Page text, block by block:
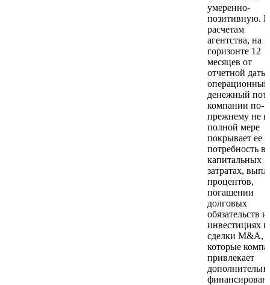
умеренно-
позитивную.
расчетам
агентства, на
горизонте 12
месяцев от
отчетной даты
операционный
денежный
компании по-
прежнему не в
полной мере
покрывает ее
потребность в
капитальных
затратах,
процентов,
погашении
долговых
обязательств и
инвестициях в
сделки M&A,
которые
привлекает